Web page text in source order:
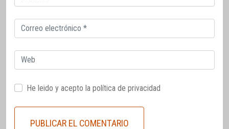
electrónico
Correo
electrónico
Web
He leido y acepto la política de privacidad